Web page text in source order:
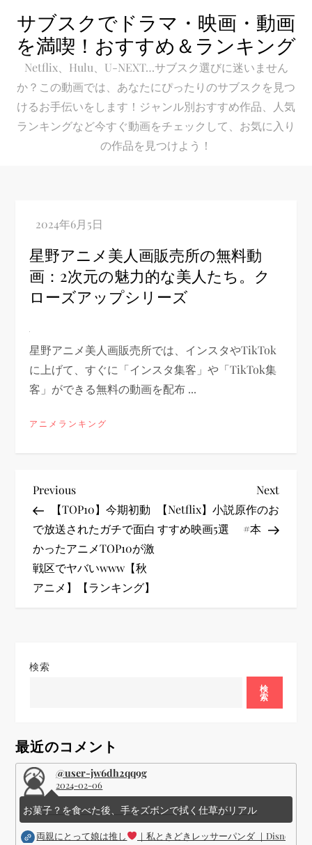
content
サブスクでドラマ・映画・動画
を満喫！おすすめ＆ランキング
Netflix、Hulu、U-NEXT…サブスク選びに迷いません
か？この動画では、あなたにぴったりのサブスクを見つ
けるお手伝いをします！ジャンル別おすすめ作品、人気
ランキングなど今すぐ動画をチェックして、お気に入り
の作品を見つけよう！
星野アニメ美人画販売所の無料動
画：2次元の魅力的な美人たち。ク
ローズアップシリーズ
星野アニメ美人画販売所では、インスタやTikTok
に上げて、すぐに「インスタ集客」や「TikTok集
客」ができる無料の動画を配布 ...
アニメランキング
投
稿
ナ
ビ
ー
ン
Previous
Post
Previous
【TOP10】今期初動
で放送されたガチで面白
かったアニメTOP10が激
戦区でヤバいwww【秋
アニメ】【ランキング】
Next
Post
Next
【Netflix】小説原作のお
すすめ映画5選 #本
検索
検
索
最近のコメント
@user-jw6dh2qq9g
2024-02-06
お菓子？を食べた後、手をズボンで拭く仕草がリアル
両親にとって娘は推し ｜私ときどきレッサーパンダ ｜Disney (